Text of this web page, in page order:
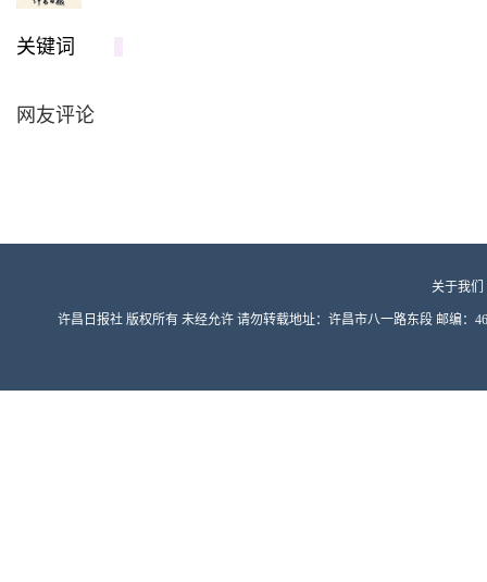
关键词
网友评论
关于我们
许昌日报社 版权所有 未经允许 请勿转载地址：许昌市八一路东段 邮编：